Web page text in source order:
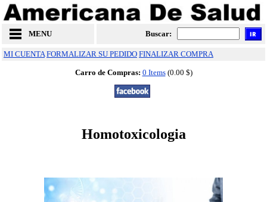
MENU Buscar:
MI CUENTA FORMALIZAR SU PEDIDO FINALIZAR COMPRA
Carro de Compras: 0 Items(0.00 $)
Homotoxicologia